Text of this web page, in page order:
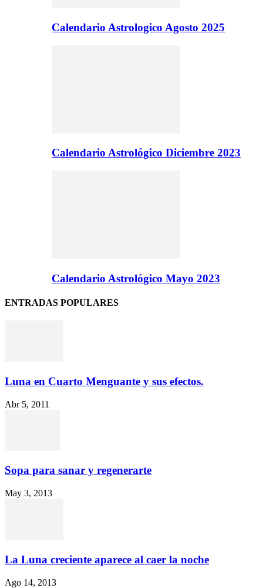
Calendario Astrologico Agosto 2025
Calendario Astrológico Diciembre 2023
Calendario Astrológico Mayo 2023
ENTRADAS POPULARES
Luna en Cuarto Menguante y sus efectos.
Abr 5, 2011
Sopa para sanar y regenerarte
May 3, 2013
La Luna creciente aparece al caer la noche
Ago 14, 2013